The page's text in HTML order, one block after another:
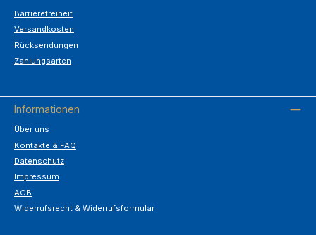
Barrierefreiheit
Versandkosten
Rücksendungen
Zahlungsarten
Informationen
Über uns
Kontakte & FAQ
Datenschutz
Impressum
AGB
Widerrufsrecht & Widerrufsformular